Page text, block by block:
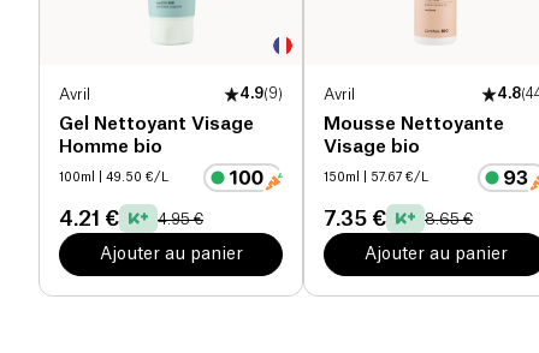
Avril 4.9(9)
Gel Nettoyant Visage
Homme bio
100ml | 49.50 €/L
4.21 € 4.95 €
Ajouter au panier
Avril 4.8(
Mousse Nettoyante
Visage bio
150ml | 57.67 €/L
7.35 € 8.65 €
Ajouter au panier